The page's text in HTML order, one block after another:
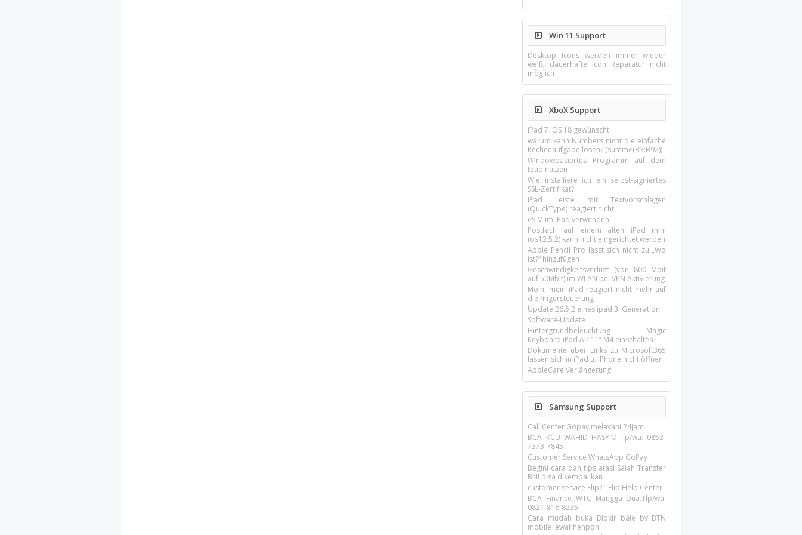
Win 11 Support
Desktop Icons werden immer wieder
weiß, dauerhafte Icon Reparatur nicht
möglich
XboX Support
iPad 7 iOS 18 gewünscht
warum kann Numbers nicht die einfache
Rechenaufgabe lösen? (summe(B3:B92))
Windowbasiertes Programm auf dem
Ipad nutzen
Wie installiere ich ein selbst-signiertes
SSL-Zertifikat?
iPad Leiste mit Textvorschlägen
(QuickType) reagiert nicht
eSIM im iPad verwenden
Postfach auf einem alten iPad mini
(os12.5.2) kann nicht eingerichtet werden
Apple Pencil Pro lässt sich nicht zu „Wo
ist?“ hinzufügen
Geschwindigkeitsverlust (von 800 Mbit
auf 50Mbit) im WLAN bei VPN Aktivierung
Moin, mein iPad reagiert nicht mehr auf
die fingersteuerung
Update 26.5.2 eines ipad 3. Generation
Software-Update
Hintergrundbeleuchtung Magic
Keyboard iPad Air 11’’ M4 einschalten?
Dokumente über Links zu Microsoft365
lassen sich in iPad u. iPhone nicht öffnen
AppleCare Verlängerung
Samsung Support
Call Center Gopay melayani 24jam
BCA KCU WAHID HASYIM.Tlp/wa: 0853-
7373-7845
Customer Service WhatsApp GoPay
Begini cara dan tips atasi Salah Transfer
BNI bisa dikembalikan
customer service Flip? - Flip Help Center
BCA Finance WTC Mangga Dua.Tlp/wa:
0821-816-8235
Cara mudah buka Blokir bale by BTN
mobile lewat henpon